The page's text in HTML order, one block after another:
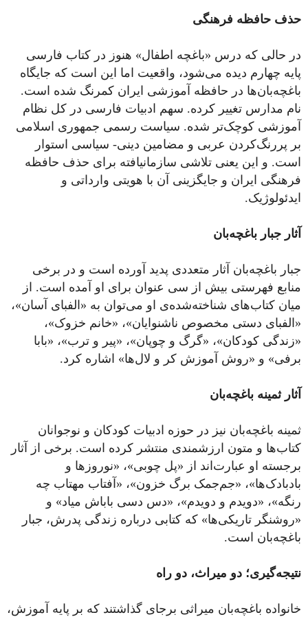
حذف حافظه فرهنگی
در حالی که درس «باغچه اطفال» هنوز در کتاب فارسی
پایه چهارم دیده می‌شود، واقعیت اما این است که جایگاه
باغچه‌بان‌ها در حافظه آموزشی ایران کمرنگ شده است.
نام مدارس تغییر کرده. سهم ادبیات فارسی در کل نظام
آموزشی کوچک‌تر شده. سیاست رسمی جمهوری اسلامی
بر پررنگ‌کردن عربی و مضامین دینی- سیاسی استوار
است. و این یعنی تلاشی سازمانیافته برای حذف حافظه
فرهنگی ایران و جایگزینی آن با هویتی وارداتی و
ایدئولوژیک.
آثار جبار باغچه‌بان
جبار باغچه‌بان آثار متعددی پدید آورده است و در برخی
منابع فهرستی بیش از سی عنوان برای او آمده است. از
میان کتاب‌های شناخته‌شده‌ی او می‌توان به «الفبای آسان»،
«الفبای دستی مخصوص ناشنوایان»، «خانم خزوک»،
«زندگی کودکان»، «گرگ و چوپان»، «پیر و ترب»، «بابا
برفی» و «روش آموزش کر و لال‌ها» اشاره کرد.
آثار ثمینه باغچه‌بان
ثمینه باغچه‌بان نیز در حوزه ادبیات کودکان و نوجوانان
کتاب‌ها و متون ارزشمندی منتشر کرده است. برخی از آثار
برجسته او عبارت‌اند از «پل چوبی»، «نوروزها و
بادبادک‌ها»، «جم‌جمک برگ خزون»، «آفتاب مهتاب چه
رنگه»، «دویدم و دویدم»، «دس دسی باباش میاد» و
«روشنگر تاریکی‌ها» که کتابی درباره زندگی پدرش، جبار
باغچه‌بان است.
نتیجه‌گیری؛ دو میراث، دو راه
خانواده باغچه‌بان میراثی برجای گذاشتند که بر پایه آموزش،